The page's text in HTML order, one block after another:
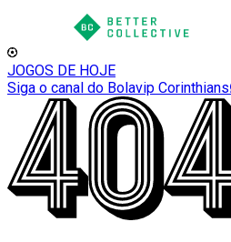
JOGOS DE HOJE
Siga o canal do Bolavip Corinthians